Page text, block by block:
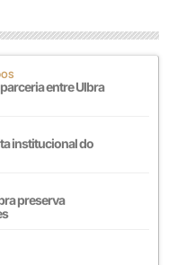
entre Ulbra
institucional do
preserva